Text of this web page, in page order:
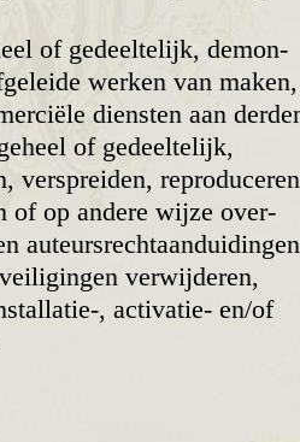
of gedeel­telijk, demon­
werken van maken,
diensten aan
of gedeel­te­lijk,
ver­spreiden,
of op andere wijze over­
verwij­deren,
, activatie- en/of